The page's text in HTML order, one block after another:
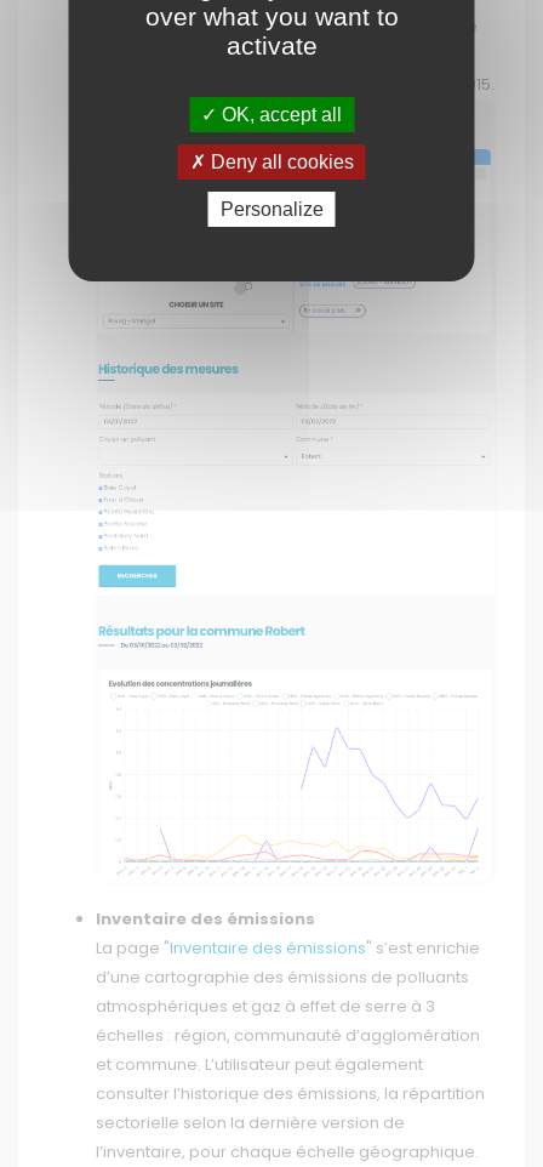
permet d’avoir un accès plus facile à l’historique
et l’évolution des données journalières sur les
différents sites de mesure depuis septembre 2015.
Inventaire des émissions
La page "Inventaire des émissions" s’est enrichie
d’une cartographie des émissions de polluants
atmosphériques et gaz à effet de serre à 3
échelles : région, communauté d’agglomération
et commune. L’utilisateur peut également
consulter l’historique des émissions, la répartition
sectorielle selon la dernière version de
l’inventaire, pour chaque échelle géographique.
over what you want to
activate
OK, accept all
Deny all cookies
Personalize